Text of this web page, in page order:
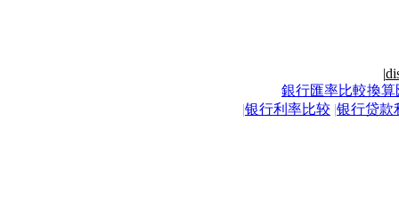
|
銀行匯率比較換算
|银行利率比较 |银行贷款